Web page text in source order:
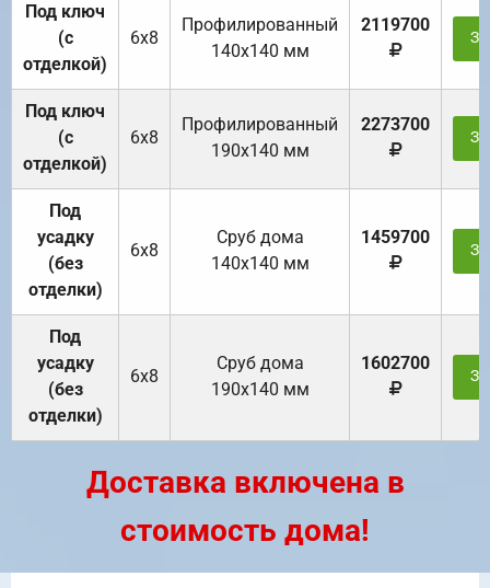
Под ключ
(с
отделкой)
6х8
Профилированный
140х140 мм
2119700
Под ключ
(с
отделкой)
6х8
Профилированный
190х140 мм
2273700
Под
усадку
(без
отделки)
6х8
Cруб дома
140х140 мм
1459700
Под
усадку
(без
отделки)
6х8
Cруб дома
190х140 мм
1602700
Доставка включена в
стоимость дома!